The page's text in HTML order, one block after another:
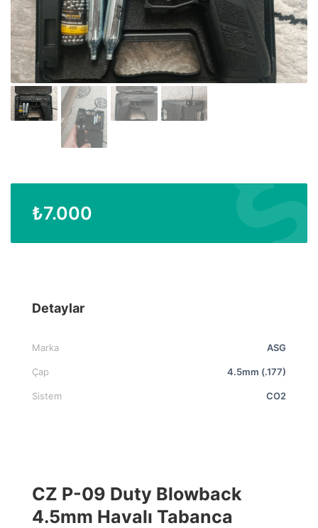
₺7.000
Detaylar
Marka ASG
Çap 4.5mm (.177)
Sistem CO2
CZ P-09 Duty Blowback
4.5mm Havalı Tabanca